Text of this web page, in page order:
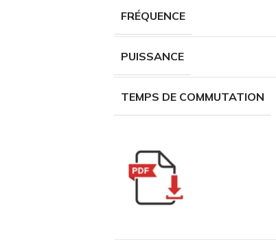
FRÉQUENCE
PUISSANCE
TEMPS DE COMMUTATION